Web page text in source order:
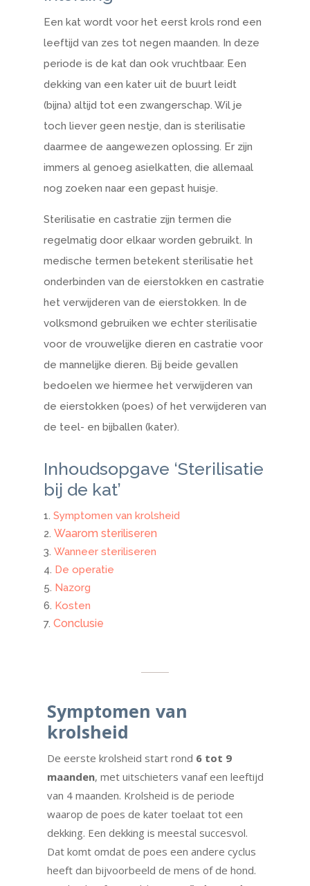
Een kat wordt voor het eerst krols rond een
leeftijd van zes tot negen maanden. In deze
periode is de kat dan ook vruchtbaar. Een
dekking van een kater uit de buurt leidt
(bijna) altijd tot een zwangerschap. Wil je
toch liever geen nestje, dan is sterilisatie
daarmee de aangewezen oplossing. Er zijn
immers al genoeg asielkatten, die allemaal
nog zoeken naar een gepast huisje.
Sterilisatie en castratie zijn termen die
regelmatig door elkaar worden gebruikt. In
medische termen betekent sterilisatie het
onderbinden van de eierstokken en castratie
het verwijderen van de eierstokken. In de
volksmond gebruiken we echter sterilisatie
voor de vrouwelijke dieren en castratie voor
de mannelijke dieren. Bij beide gevallen
bedoelen we hiermee het verwijderen van
de eierstokken (poes) of het verwijderen van
de teel- en bijballen (kater).
Inhoudsopgave ‘Sterilisatie
bij de kat’
Symptomen van krolsheid
Waarom steriliseren
Wanneer steriliseren
De operatie
Nazorg
Kosten
Conclusie
Symptomen van
krolsheid
De eerste krolsheid start rond 6 tot 9
maanden, met uitschieters vanaf een leeftijd
van 4 maanden. Krolsheid is de periode
waarop de poes de kater toelaat tot een
dekking. Een dekking is meestal succesvol.
Dat komt omdat de poes een andere cyclus
heeft dan bijvoorbeeld de mens of de hond.